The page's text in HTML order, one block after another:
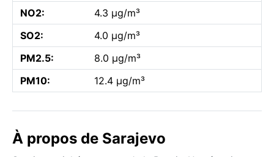
NO2:
4.3 µg/m³
SO2:
4.0 µg/m³
PM2.5:
8.0 µg/m³
PM10:
12.4 µg/m³
À propos de Sarajevo